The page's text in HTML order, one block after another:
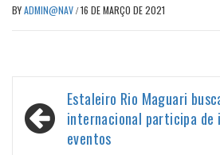
BYADMIN@NAV/16 DE MARÇO DE 2021
Navegação
de
Estaleiro Rio Maguari
internacional participa de
eventos